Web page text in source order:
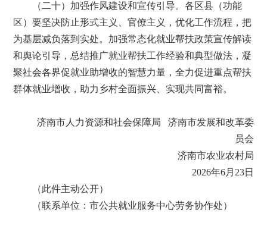
（二十）加强作风建设和宣传引导。各区县（功能
区）要坚决防止形式主义、官僚主义，优化工作流程，把
为基层减负落到实处。加强常态化就业帮扶政策宣传解读
和舆论引导，总结推广就业帮扶工作经验和典型做法，凝
聚社会各界促就业助增收的智慧力量，全力促进重点帮扶
群体就业增收，助力乡村全面振兴、实现共同富裕。
济南市人力资源和社会保障局 济南市发展和改革委
员会
济南市农业农村局
2026年6月23日
（此件主动公开）
（联系单位：市公共就业服务中心劳务协作处）